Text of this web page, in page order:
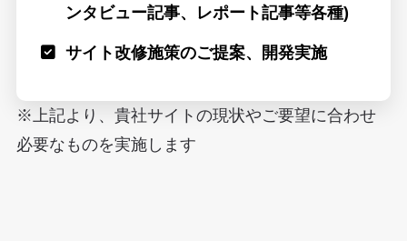
ンタビュー記事、レポート記事等各種)
サイト改修施策のご提案、開発実施
※上記より、貴社サイトの現状やご要望に合わせ
必要なものを実施します